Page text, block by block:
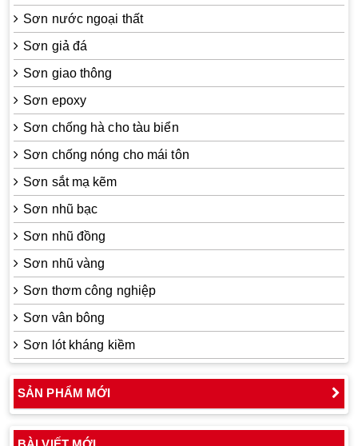
Sơn nước ngoại thất
Sơn giả đá
Sơn giao thông
Sơn epoxy
Sơn chống hà cho tàu biển
Sơn chống nóng cho mái tôn
Sơn sắt mạ kẽm
Sơn nhũ bạc
Sơn nhũ đồng
Sơn nhũ vàng
Sơn thơm công nghiệp
Sơn vân bông
Sơn lót kháng kiềm
SẢN PHẨM MỚI